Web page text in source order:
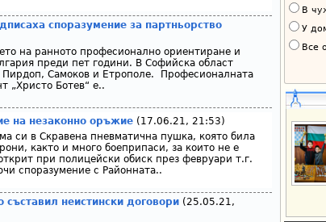
споразумение за партньорство
на ранното професионално ориентиране и
преди пет години. В Софийска област
Самоков и Етрополе. Професионалната
„Христо Ботев“ е..
на незаконно оръжие(17.06.21, 21:53)
си в Скравена пневматична пушка, която била
както и много боеприпаси, за които не е
при полицейски обиск през февруари т.г.
споразумение с Районната..
неистински договори(25.05.21,
В
У
Все